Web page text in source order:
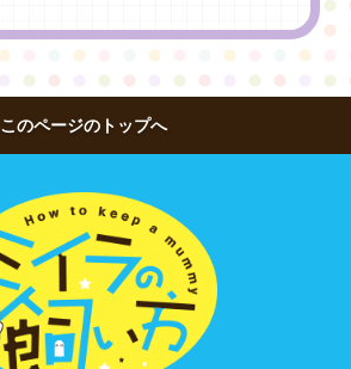
このページのトップへ